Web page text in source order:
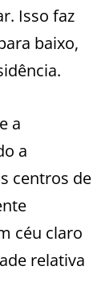
Isso faz
baixo,
a
a
centros de
céu claro
relativa